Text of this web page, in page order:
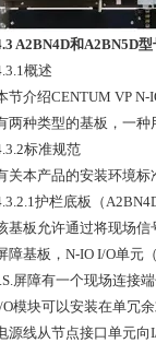
A2BN4D和A2BN5D
概述
节介绍CENTUM VP
两种类型的基板，一
标准规范
关本产品的安装环境标
护栏底板（
基板允许通过将现场信
障基板，N-IO I/O单元
屏障有一个现场连接
O模块可以安装在单冗
源线从节点接口单元